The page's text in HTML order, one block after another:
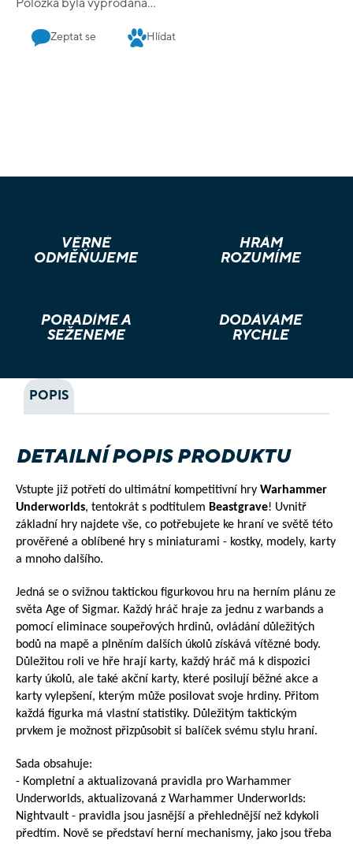
svoje hrdiny. Přitom každá figurka má vlastní statistiky.
Důležitým taktickým prvkem je možnost přizpůsobit si balíček
svému stylu hraní. Sada obsahuje: - Kompletní a
útočných kostek + 3 obranné a 3 kouzelné kostky, což by
mohlo být dost pro nejničivější údery, zoufalé obrany a
Underworld, nebo ostříleným veteránem, který hledá
aktualizaci vaší hry pro 3. sezónu, tato sada je zkrátka nutností
pro všechny!
Zeptat se Hlídat
VĚRNÉ
ODMĚŇUJEME
HRÁM
ROZUMÍME
PORADÍME A
SEŽENEME
DODÁVÁME
RYCHLE
POPIS
DETAILNÍ POPIS PRODUKTU
Vstupte již potřetí do ultimátní kompetitivní hry Warhammer
Underworlds, tentokrát s podtitulem Beastgrave! Uvnitř
základní hry najdete vše, co potřebujete ke hraní ve světě této
prověřené a oblíbené hry s miniaturami - kostky, modely, karty
a mnoho dalšího.
Jedná se o svižnou taktickou figurkovou hru na herním plánu ze
světa Age of Sigmar. Každý hráč hraje za jednu z warbands a
pomocí eliminace soupeřových hrdinů, ovládání důležitých
bodů na mapě a plněním dalších úkolů získává vítězné body.
Důležitou roli ve hře hrají karty, každý hráč má k dispozici
karty úkolů, ale také akční karty, které posilují běžné akce a
karty vylepšení, kterým může posilovat svoje hrdiny. Přitom
každá figurka má vlastní statistiky. Důležitým taktickým
prvkem je možnost přizpůsobit si balíček svému stylu hraní.
Sada obsahuje:
- Kompletní a aktualizovaná pravidla pro Warhammer
Underworlds, aktualizovaná z Warhammer Underworlds:
Nightvault - pravidla jsou jasnější a přehlednější než kdykoli
předtím. Nově se představí herní mechanismy, jako jsou třeba